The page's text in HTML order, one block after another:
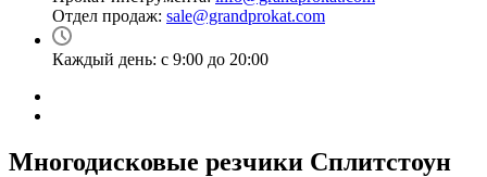
Отдел продаж: sale@grandprokat.com
Каждый день: с 9:00 до 20:00
Многодисковые резчики Сплитстоун